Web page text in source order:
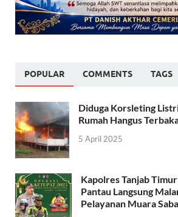
POPULAR COMMENTS TAGS
Diduga Korsleting
Rumah Hangus
5 April 2025
Kapolres Tanjab
Pantau Langsung
Pelayanan Muara